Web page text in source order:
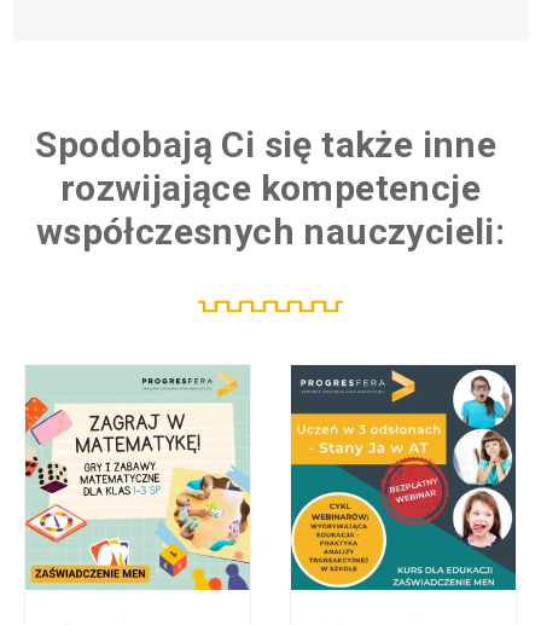
Spodobają Ci się także inne
u rozwijające kompetencje
współczesnych nauczycieli: